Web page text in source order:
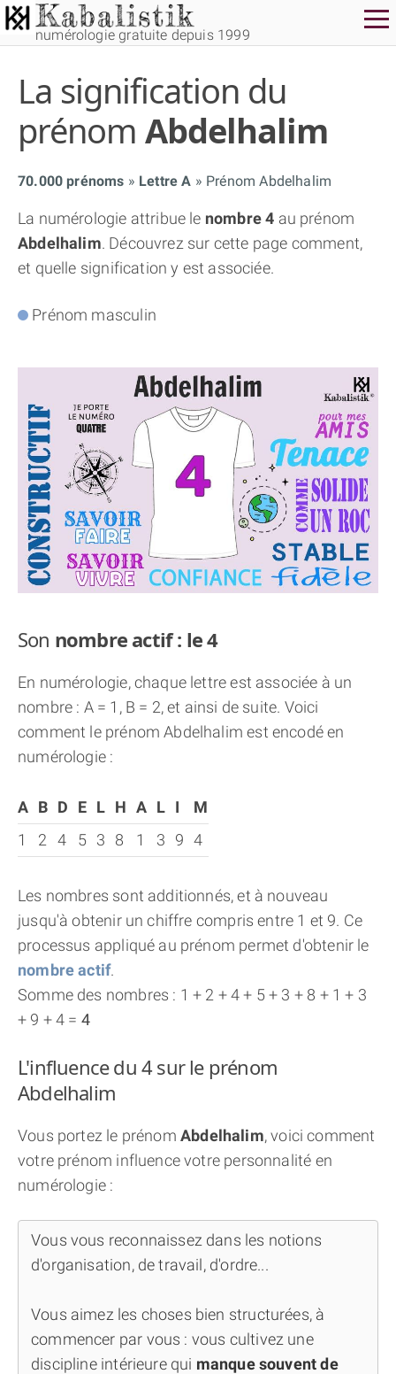
numérologie gratuite depuis 1999
La signification du
prénom Abdelhalim
70.000 prénoms Lettre A Prénom Abdelhalim
La numérologie attribue le nombre 4 au prénom
Abdelhalim. Découvrez sur cette page comment,
et quelle signification y est associée.
Prénom masculin
Son nombre actif : le 4
En numérologie, chaque lettre est associée à un
nombre : A = 1, B = 2, et ainsi de suite. Voici
comment le prénom Abdelhalim est encodé en
numérologie :
A B D E L H A L I
M
1
2 4 5 3 8 1 3 9 4
Les nombres sont additionnés, et à nouveau
jusqu'à obtenir un chiffre compris entre 1 et 9. Ce
processus appliqué au prénom permet d'obtenir le
nombre actif.
Somme des nombres : 1 + 2 + 4 + 5 + 3 + 8 + 1 + 3
+ 9 + 4 = 4
L'influence du 4 sur le prénom
Abdelhalim
Vous portez le prénom Abdelhalim, voici comment
votre prénom influence votre personnalité en
numérologie :
Vous vous reconnaissez dans les notions
d'organisation, de travail, d'ordre...
Vous aimez les choses bien structurées, à
commencer par vous : vous cultivez une
discipline intérieure qui manque souvent de
THÈME GRATUIT
THÈME NUMÉROLOGIQUE APPROFONDI
THÈME TEMPOREL
THÈME « DOUBLE JE »
APPRENDRE LA NUMÉROLOGIE
EXPLORER LA NUMÉROLOGIE
70.000 PRÉNOMS
(À PROPOS)